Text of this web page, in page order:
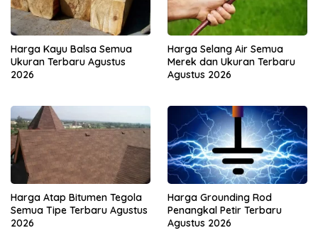
Harga Kayu Balsa Semua
Ukuran Terbaru Agustus
2026
Harga Selang Air Semua
Merek dan Ukuran Terbaru
Agustus 2026
Harga Atap Bitumen Tegola
Semua Tipe Terbaru Agustus
2026
Harga Grounding Rod
Penangkal Petir Terbaru
Agustus 2026